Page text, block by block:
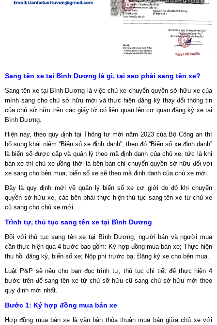
Sang tên xe tại Bình Dương là gì, tại sao phải sang tên xe?
Sang tên xe tại Bình Dương là việc chủ xe chuyển quyền sở hữu xe của
mình sang cho chủ sở hữu mới và thực hiện đăng ký thay đổi thông tin
của chủ sở hữu trên các giấy tờ có liên quan lên cơ quan đăng ký xe tại
Bình Dương.
Hiện nay, theo quy định tại Thông tư mới năm 2023 của Bộ Công an thì
bổ sung khái niệm “Biến số xe định danh”, theo đó “Biển số xe định danh”
là biển số được cấp và quản lý theo mã định danh của chủ xe, tức là khi
bán xe thì chủ xe đồng thời là bên bán chỉ chuyển quyền sở hữu đối với
xe sang cho bên mua; biển số xe sẽ theo mã định danh của chủ xe mới.
Đây là quy định mới về quản lý biển số xe cơ giới do đó khi chuyển
quyền sở hữu xe, các bên phải thực hiện thủ tục sang tên xe từ chủ xe
cũ sang cho chủ xe mới.
Trình tự, thủ tục sang tên xe tại Bình Dương
Đối với thủ tục sang tên xe tại Bình Dương, người bán và người mua
cần thực hiện qua 4 bước bao gồm: Ký hợp đồng mua bán xe; Thực hiện
thu hồi đăng ký, biển số xe; Nộp phí trước bạ; Đăng ký xe cho bên mua.
Luật P&P sẽ nêu cho bạn đọc trình tự, thủ tục chi tiết để thực hiện 4
bước trên để sang tên xe từ chủ sỡ hữu cũ sang chủ sở hữu mới theo
quy định mới nhất.
Bước 1: Ký hợp đồng mua bán xe
Hợp đồng mua bán xe là văn bản thỏa thuận mua bán giữa chủ xe với